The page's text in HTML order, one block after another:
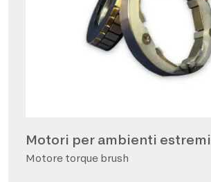
Motori per ambienti estremi
Motore torque brush